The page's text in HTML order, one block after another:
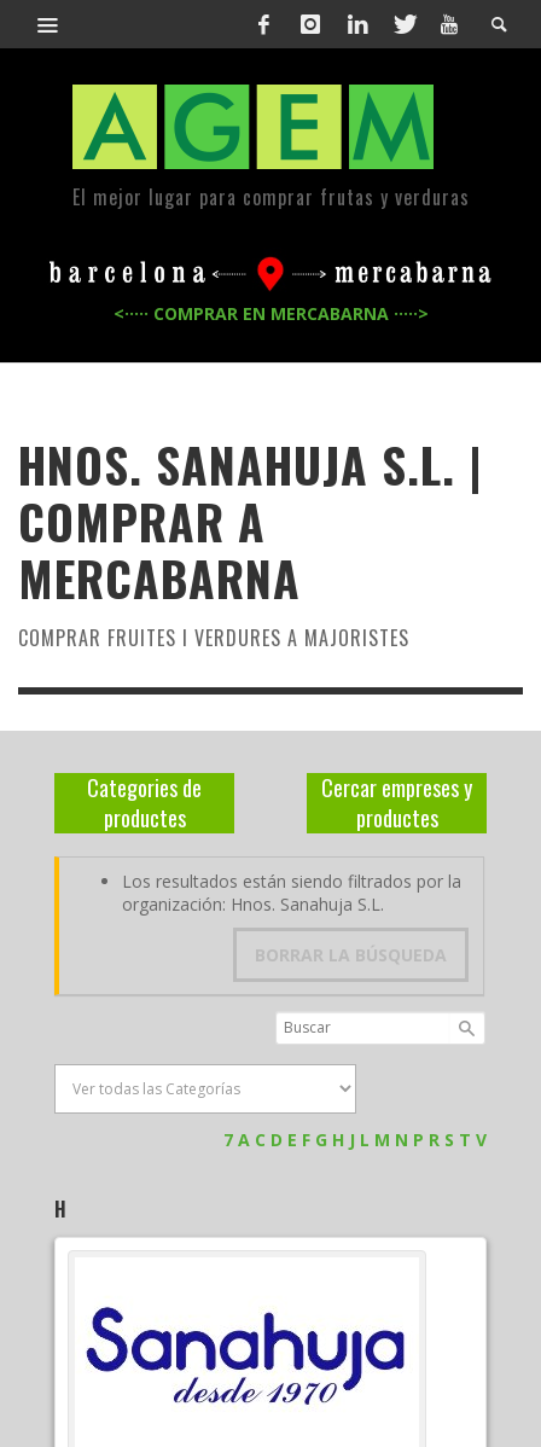
El mejor lugar para comprar frutas y verduras
<····· COMPRAR EN MERCABARNA ·····>
HNOS. SANAHUJA S.L. |
COMPRAR A
MERCABARNA
COMPRAR FRUITES I VERDURES A MAJORISTES
Categories de
productes
Cercar empreses y
productes
Los resultados están siendo filtrados por la
organización: Hnos. Sanahuja S.L.
BORRAR LA BÚSQUEDA
7 A C D E F G H J L M N P R S T V
H